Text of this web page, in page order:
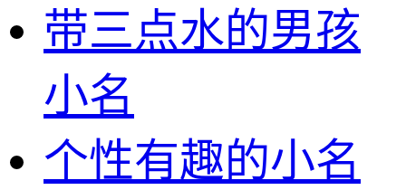
带三点水的男孩
小名
个性有趣的小名